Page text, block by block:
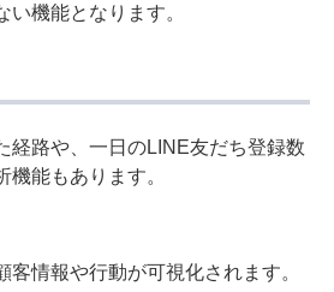
い機能となります。
経路や、一日のLINE友だち登録数
機能もあります。
客情報や行動が可視化されます。